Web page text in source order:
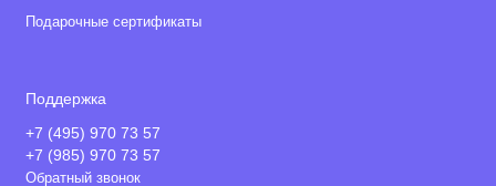
Подарочные сертификаты
Поддержка
+7 (495) 970 73 57
+7 (985) 970 73 57
Обратный звонок